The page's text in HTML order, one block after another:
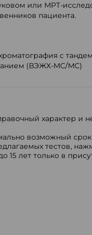
или МРТ-
пациента.
с
(ВЭЖХ-МС/МС)
характер и
возможный
тестов,
15 лет только в